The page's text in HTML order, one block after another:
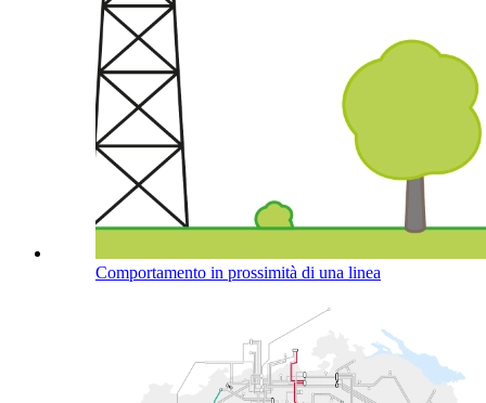
Comportamento in prossimità di una linea